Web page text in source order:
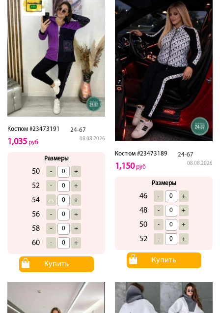
Костюм #23473191 24-67
08.08.2026
1,035 руб
Размеры
50 - +
52 - +
54 - +
56 - +
58 - +
60 - +
Купить
Костюм #23473189 24-67
08.08.2026
1,150руб
Размеры
46 - +
48 - +
50 - +
52 - +
Купить